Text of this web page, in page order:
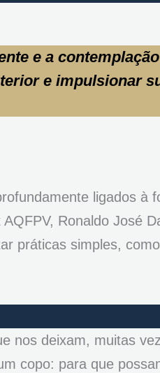
e a
e impulsionar
ligados à
Ronaldo José
práticas simples,
nos deixam, muitas
copo: para que